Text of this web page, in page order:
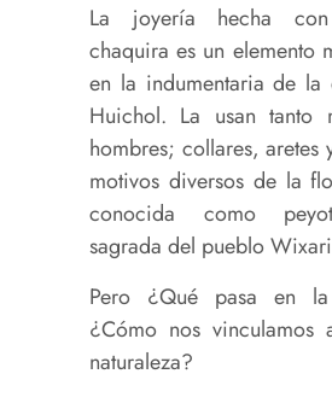
La joyería hecha
chaquira es un elemento
en la indumentaria de la
Huichol. La usan tanto
hombres; collares, aretes
motivos diversos de la
conocida como
sagrada del pueblo
Pero ¿Qué pasa en la
¿Cómo nos vinculamos
naturaleza?